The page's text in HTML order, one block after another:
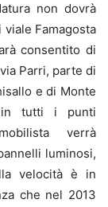
non dovrà
Famagosta
consentito di
Parri, parte di
e di Monte
in tutti i punti
verrà
luminosi,
velocità è in
che nel 2013